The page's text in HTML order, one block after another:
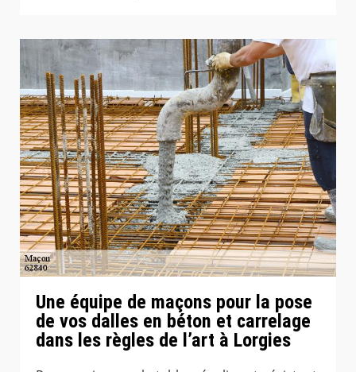
Une équipe de maçons pour la pose
de vos dalles en béton et carrelage
dans les règles de l’art à Lorgies